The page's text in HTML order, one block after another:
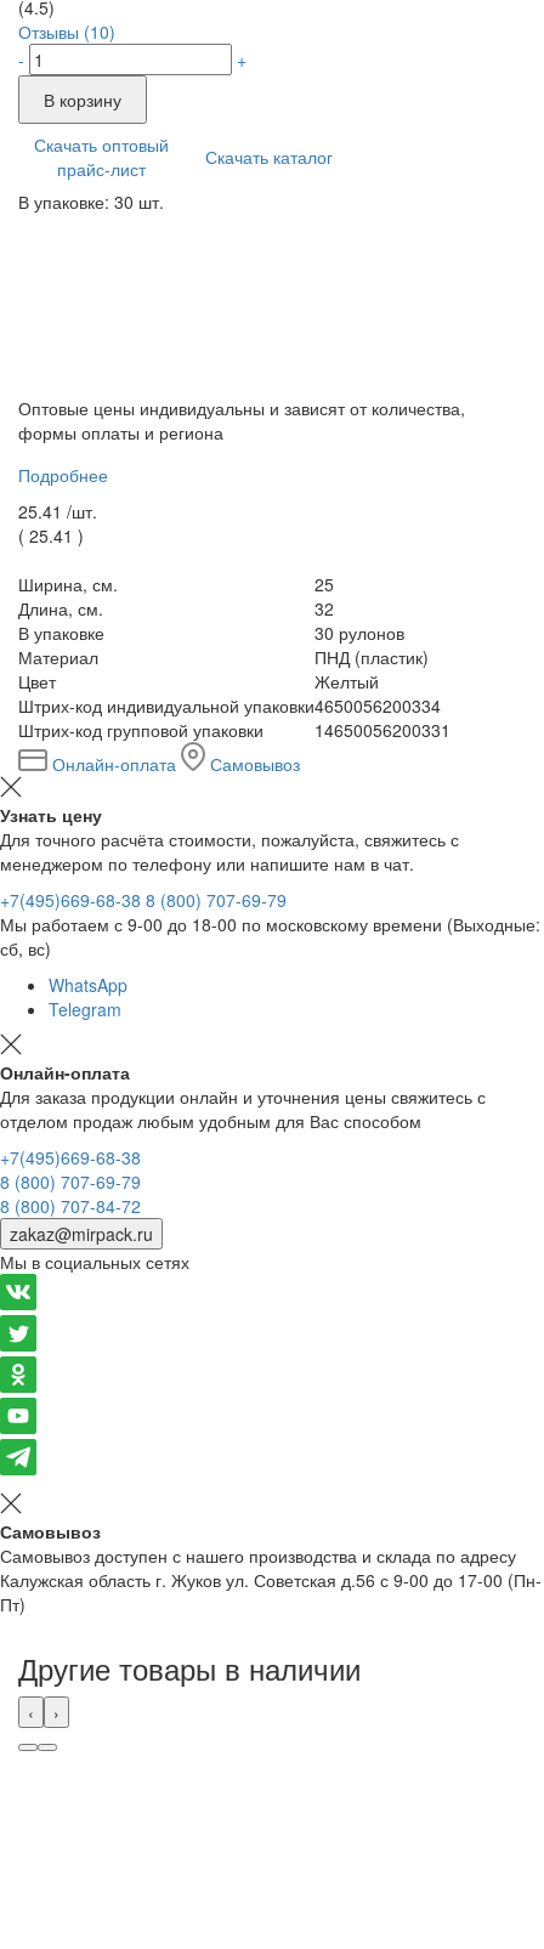
(4.5)
Отзывы (10)
-
+
В корзину
Скачать оптовый
прайс-лист
Скачать каталог
В упаковке: 30 шт.
Оптовые цены индивидуальны и зависят от количества,
формы оплаты и региона
Подробнее
25.41 /шт.
( 25.41 )
Ширина, см.
25
Длина, см.
32
В упаковке
30 рулонов
Материал
ПНД (пластик)
Цвет
Желтый
Штрих-код индивидуальной упаковки4650056200334
Штрих-код групповой упаковки
14650056200331
Онлайн-оплата
Самовывоз
Узнать цену
Для точного расчёта стоимости, пожалуйста, свяжитесь с
менеджером по телефону или напишите нам в чат.
+7(495)669-68-38 8 (800) 707-69-79
Мы работаем с 9-00 до 18-00 по московскому времени (Выходные:
сб, вс)
WhatsApp
Telegram
Онлайн-оплата
Для заказа продукции онлайн и уточнения цены свяжитесь с
отделом продаж любым удобным для Вас способом
+7(495)669-68-38
8 (800) 707-69-79
8 (800) 707-84-72
zakaz@mirpack.ru
Мы в социальных сетях
Самовывоз
Самовывоз доступен с нашего производства и склада по адресу
Калужская область г. Жуков ул. Советская д.56 с 9-00 до 17-00 (Пн-
Пт)
Другие товары в наличии
‹ ›